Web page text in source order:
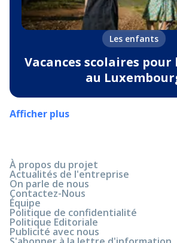
Les enfants
Vacances scolaires
au
Afficher plus
À propos du projet
Actualités de l'entreprise
On parle de nous
Contactez-Nous
Équipe
Politique de confidentialité
Politique Editoriale
Publicité avec nous